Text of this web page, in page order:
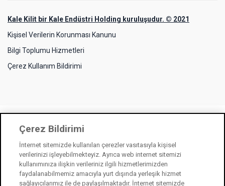
Kale Kilit bir Kale Endüstri Holding kuruluşudur. © 2021
Kişisel Verilerin Korunması Kanunu
Bilgi Toplumu Hizmetleri
Çerez Kullanım Bildirimi
Çerez Bildirimi
İnternet sitemizde kullanılan çerezler vasıtasıyla kişisel
verilerinizi işleyebilmekteyiz. Ayrıca web internet sitemizi
kullanımınıza ilişkin verileriniz ilgili hizmetlerimizden
faydalanabilmemiz amacıyla yurt dışında yerleşik hizmet
sağlayıcılarımız ile de paylaşılmaktadır. İnternet sitemizde